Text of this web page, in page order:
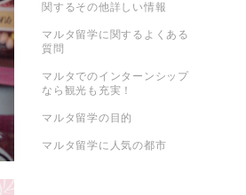
関するその他詳しい情報
マルタ留学に関するよくある
質問
マルタでのインターンシップ
なら観光も充実！
マルタ留学の目的
マルタ留学に人気の都市